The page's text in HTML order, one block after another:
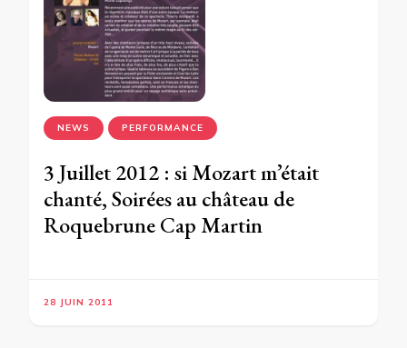
NEWS PERFORMANCE
3 Juillet 2012 : si Mozart m’était
chanté, Soirées au château de
Roquebrune Cap Martin
28 JUIN 2011